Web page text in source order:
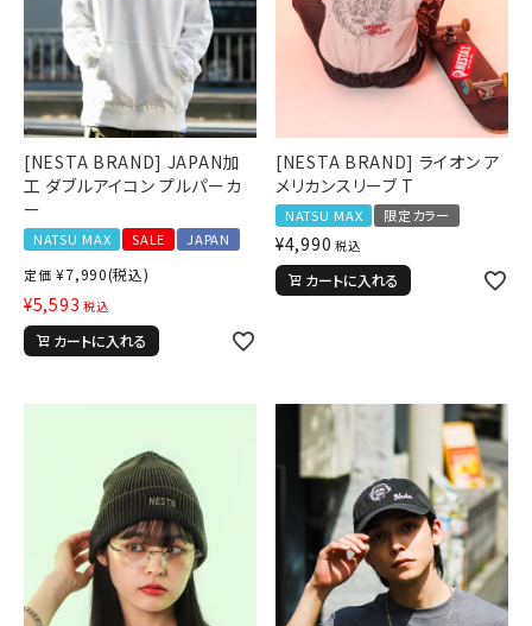
[NESTA BRAND] JAPAN加
工 ダブルアイコン プルパーカ
ー
NATSU MAX SALE
JAPAN
定価 ¥7,990(税込)
¥5,593 税込
カートに入れる
[NESTA BRAND] ライオン ア
メリカンスリーブ T
NATSU MAX 限定カラー
¥4,990 税込
カートに入れる